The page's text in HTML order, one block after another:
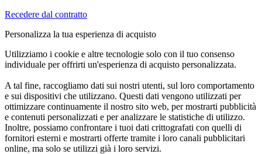
Recedere dal contratto
Personalizza la tua esperienza di acquisto
Utilizziamo i cookie e altre tecnologie solo con il tuo consenso
individuale per offrirti un'esperienza di acquisto personalizzata.
A tal fine, raccogliamo dati sui nostri utenti, sul loro comportamento
e sui dispositivi che utilizzano. Questi dati vengono utilizzati per
ottimizzare continuamente il nostro sito web, per mostrarti pubblicità
e contenuti personalizzati e per analizzare le statistiche di utilizzo.
Inoltre, possiamo confrontare i tuoi dati crittografati con quelli di
fornitori esterni e mostrarti offerte tramite i loro canali pubblicitari
online, ma solo se utilizzi già i loro servizi.